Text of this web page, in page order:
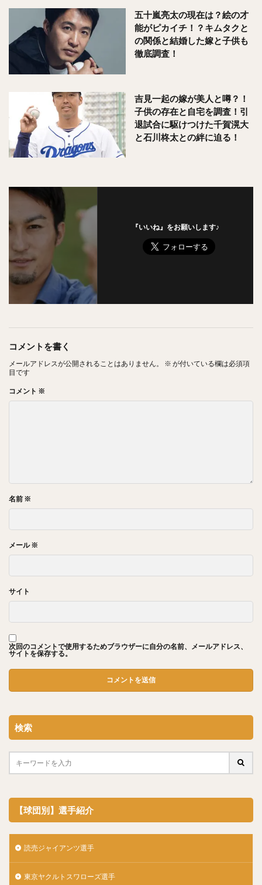
五十嵐亮太の現在は？絵の才
能がピカイチ！？キムタクと
の関係と結婚した嫁と子供も
徹底調査！
吉見一起の嫁が美人と噂？！
子供の存在と自宅を調査！引
退試合に駆けつけた千賀滉大
と石川柊太との絆に迫る！
『いいね』をお願いします♪
コメントを書く
メールアドレスが公開されることはありません。 ※ が付いている欄は必須項
目です
コメント ※
名前 ※
メール※
サイト
次回のコメントで使用するためブラウザーに自分の名前、メールアドレス、
サイトを保存する。
検索
【球団別】選手紹介
読売ジャイアンツ選手
東京ヤクルトスワローズ選手